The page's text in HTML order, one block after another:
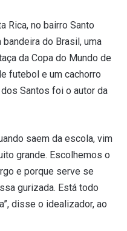
Rica, no bairro Santo
bandeira do Brasil, uma
da Copa do Mundo de
futebol e um cachorro
Santos foi o autor da
saem da escola, vim
grande. Escolhemos o
e porque serve se
gurizada. Está todo
disse o idealizador, ao